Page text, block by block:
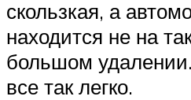
скользкая, а
находится не на
большом
все так легко.